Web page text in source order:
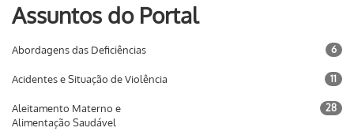
Assuntos do Portal
Abordagens das Deficiências 6
Acidentes e Situação de Violência 11
Aleitamento Materno e
Alimentação Saudável
28